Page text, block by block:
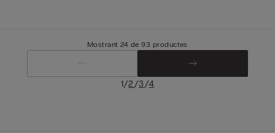
Mostrant 24 de 93 productes
1/2/3/4